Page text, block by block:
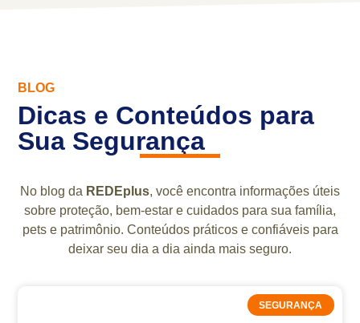
BLOG
Dicas e Conteúdos para
Sua Segurança
No blog da REDEplus, você encontra informações úteis
sobre proteção, bem-estar e cuidados para sua família,
pets e patrimônio. Conteúdos práticos e confiáveis para
deixar seu dia a dia ainda mais seguro.
SEGURANÇA